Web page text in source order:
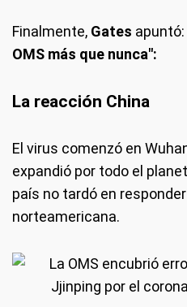
Finalmente, Gates apuntó:
OMS más que nunca":
La reacción China
El virus comenzó en
expandió por todo el
país no tardó en
norteamericana.